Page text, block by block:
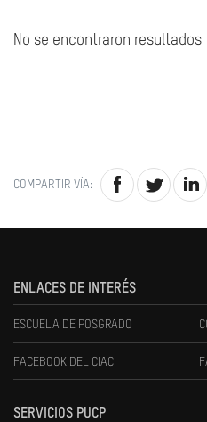
No se encontraron resultados
COMPARTIR VÍA:
ENLACES DE INTERÉS
ESCUELA DE POSGRADO
FACEBOOK DEL CIAC
SERVICIOS PUCP